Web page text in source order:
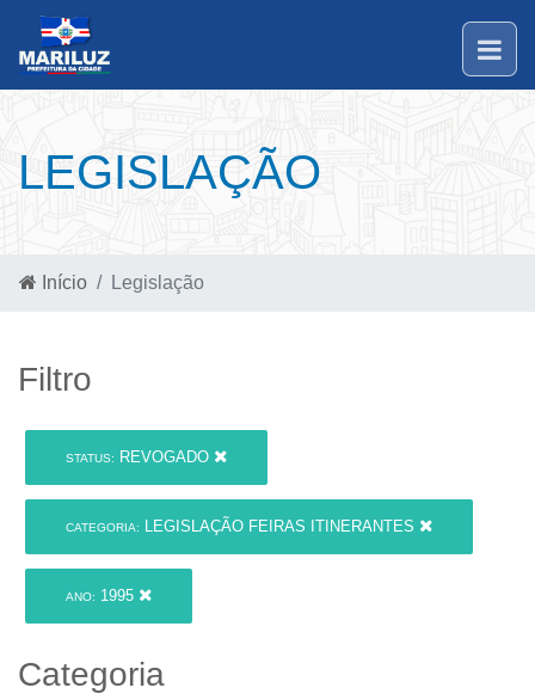
LEGISLAÇÃO
Início Legislação
Filtro
STATUS: REVOGADO
CATEGORIA: LEGISLAÇÃO FEIRAS ITINERANTES
ANO: 1995
Categoria